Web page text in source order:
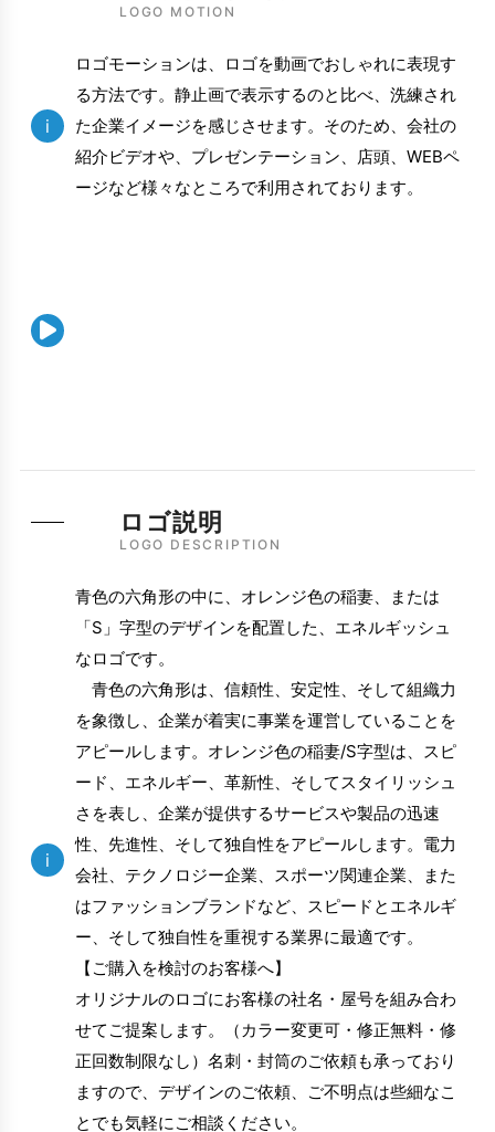
LOGO MOTION
i
ロゴモーションは、ロゴを動画でおしゃれに表現す
る方法です。静止画で表示するのと比べ、洗練され
た企業イメージを感じさせます。そのため、会社の
紹介ビデオや、プレゼンテーション、店頭、WEBペ
ージなど様々なところで利用されております。

LOGO DESCRIPTION
ロゴ説明
i
青色の六角形の中に、オレンジ色の稲妻、または
「S」字型のデザインを配置した、エネルギッシュ
なロゴです。
青色の六角形は、信頼性、安定性、そして組織力
を象徴し、企業が着実に事業を運営していることを
アピールします。オレンジ色の稲妻/S字型は、スピ
ード、エネルギー、革新性、そしてスタイリッシュ
さを表し、企業が提供するサービスや製品の迅速
性、先進性、そして独自性をアピールします。電力
会社、テクノロジー企業、スポーツ関連企業、また
はファッションブランドなど、スピードとエネルギ
ー、そして独自性を重視する業界に最適です。
【ご購入を検討のお客様へ】
オリジナルのロゴにお客様の社名・屋号を組み合わ
せてご提案します。（カラー変更可・修正無料・修
正回数制限なし）名刺・封筒のご依頼も承っており
ますので、デザインのご依頼、ご不明点は些細なこ
とでも気軽にご相談ください。